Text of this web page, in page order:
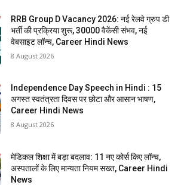
RRB Group D Vacancy 2026: नई रेलवे ग्रुप डी
भर्ती की प्रक्रिया शुरू, 30000 वैकेंसी संभव, नई
वेबसाइट लॉन्च, Career Hindi News
8 August 2026
Independence Day Speech in Hindi : 15
अगस्त स्वतंत्रता दिवस पर छोटा और आसान भाषण,
Career Hindi News
8 August 2026
मेडिकल शिक्षा में बड़ा बदलाव: 11 नए कोर्स किए लॉन्च,
अस्पतालों के लिए मान्यता नियम सख्त, Career Hindi
News